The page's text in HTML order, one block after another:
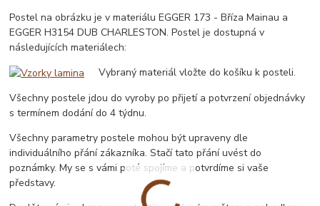
Postel na obrázku je v materiálu EGGER 173 - Bříza Mainau a
EGGER H3154 DUB CHARLESTON. Postel je dostupná v
následujících materiálech:
Vybraný materiál vložte do košíku k posteli.
Všechny postele jdou do vyroby po přijetí a potvrzení objednávky
s termínem dodání do 4 týdnu.
Všechny parametry postele mohou být upraveny dle
individuálního přání zákazníka. Stačí tato přání uvést do
poznámky. My se s vámi poté spojíme a potvrdíme si vaše
představy.